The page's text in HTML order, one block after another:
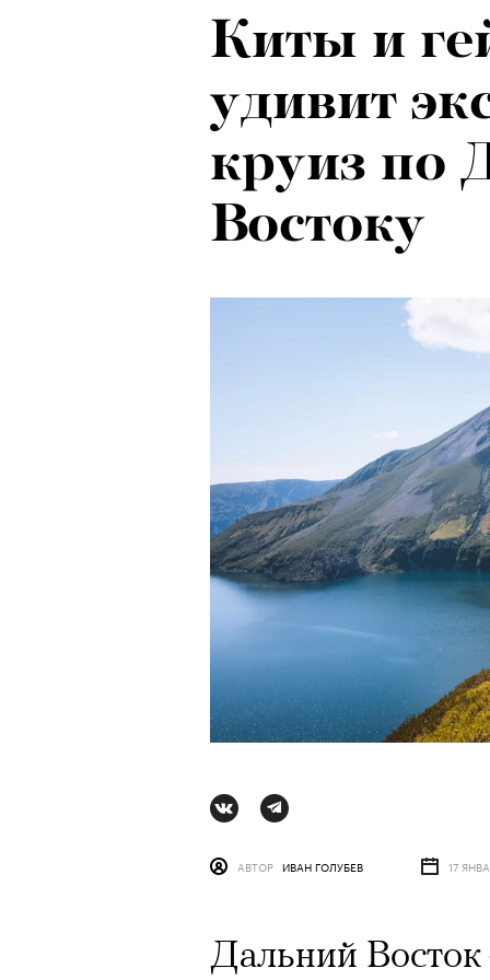
Киты и
удивит
круиз по
Востоку
АВТОР ИВАН ГОЛУБЕВ 17
Дальний
почему
в горы